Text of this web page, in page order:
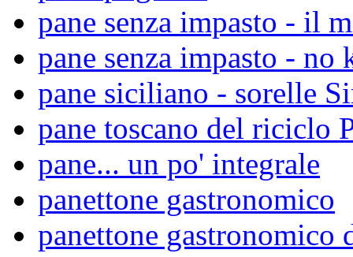
pane senza impasto - il
pane senza impasto - no
pane siciliano - sorelle
pane toscano del riciclo
pane... un po' integrale
panettone gastronomico
panettone gastronomico